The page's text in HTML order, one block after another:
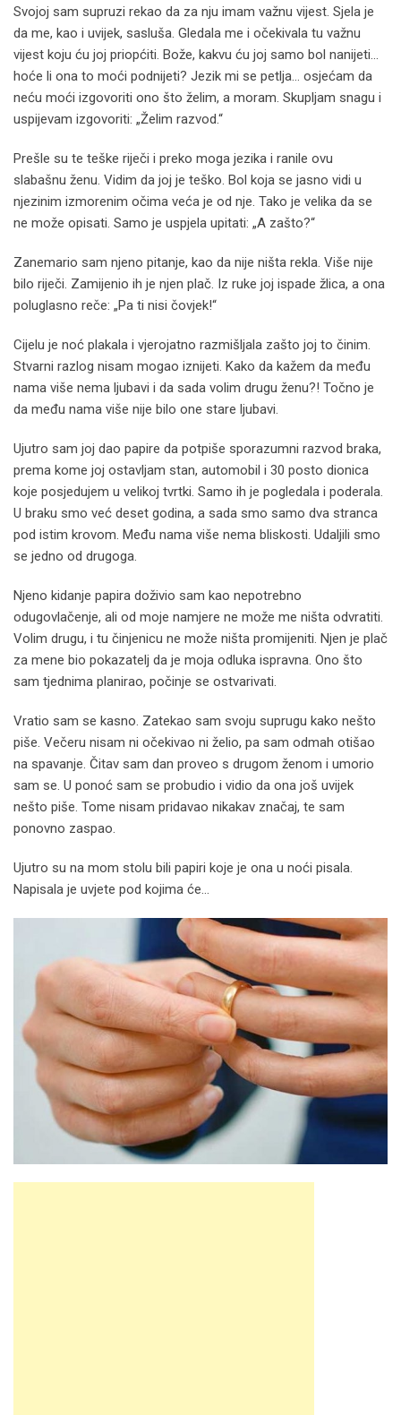
Svojoj sam supruzi rekao da za nju imam važnu vijest. Sjela je
da me, kao i uvijek, sasluša. Gledala me i očekivala tu važnu
vijest koju ću joj priopćiti. Bože, kakvu ću joj samo bol nanijeti…
hoće li ona to moći podnijeti? Jezik mi se petlja… osjećam da
neću moći izgovoriti ono što želim, a moram. Skupljam snagu i
uspijevam izgovoriti: „Želim razvod.“
Prešle su te teške riječi i preko moga jezika i ranile ovu
slabašnu ženu. Vidim da joj je teško. Bol koja se jasno vidi u
njezinim izmorenim očima veća je od nje. Tako je velika da se
ne može opisati. Samo je uspjela upitati: „A zašto?“
Zanemario sam njeno pitanje, kao da nije ništa rekla. Više nije
bilo riječi. Zamijenio ih je njen plač. Iz ruke joj ispade žlica, a ona
poluglasno reče: „Pa ti nisi čovjek!“
Cijelu je noć plakala i vjerojatno razmišljala zašto joj to činim.
Stvarni razlog nisam mogao iznijeti. Kako da kažem da među
nama više nema ljubavi i da sada volim drugu ženu?! Točno je
da među nama više nije bilo one stare ljubavi.
Ujutro sam joj dao papire da potpiše sporazumni razvod braka,
prema kome joj ostavljam stan, automobil i 30 posto dionica
koje posjedujem u velikoj tvrtki. Samo ih je pogledala i poderala.
U braku smo već deset godina, a sada smo samo dva stranca
pod istim krovom. Među nama više nema bliskosti. Udaljili smo
se jedno od drugoga.
Njeno kidanje papira doživio sam kao nepotrebno
odugovlačenje, ali od moje namjere ne može me ništa odvratiti.
Volim drugu, i tu činjenicu ne može ništa promijeniti. Njen je plač
za mene bio pokazatelj da je moja odluka ispravna. Ono što
sam tjednima planirao, počinje se ostvarivati.
Vratio sam se kasno. Zatekao sam svoju suprugu kako nešto
piše. Večeru nisam ni očekivao ni želio, pa sam odmah otišao
na spavanje. Čitav sam dan proveo s drugom ženom i umorio
sam se. U ponoć sam se probudio i vidio da ona još uvijek
nešto piše. Tome nisam pridavao nikakav značaj, te sam
ponovno zaspao.
Ujutro su na mom stolu bili papiri koje je ona u noći pisala.
Napisala je uvjete pod kojima će…